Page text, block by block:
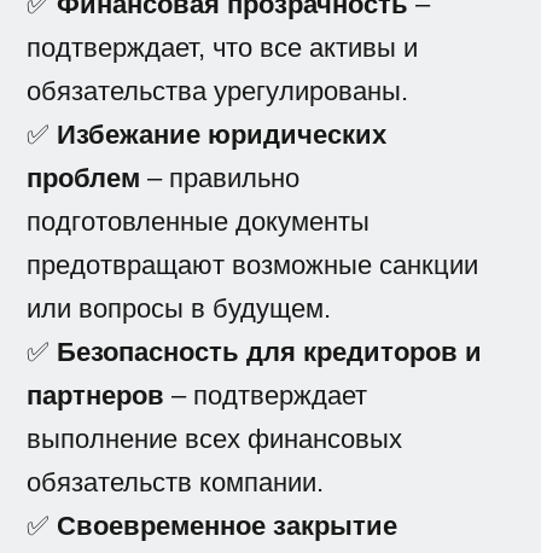
подтверждает, что все активы и
обязательства урегулированы.
✅ Избежание юридических
проблем – правильно
подготовленные документы
предотвращают возможные санкции
или вопросы в будущем.
✅ Безопасность для кредиторов и
партнеров – подтверждает
выполнение всех финансовых
обязательств компании.
✅ Своевременное закрытие